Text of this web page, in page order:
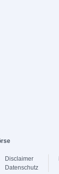
Disclaimer
Datenschutz